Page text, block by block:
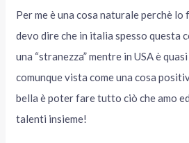
Per me è una cosa naturale perchè lo
devo dire che in italia spesso questa
una “stranezza” mentre in USA è
comunque vista come una cosa
bella è poter fare tutto ciò che amo
talenti insieme!